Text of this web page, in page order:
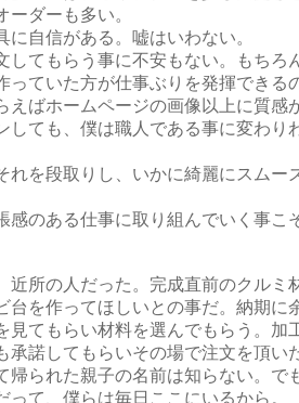
ーダーも多い。
自信がある。嘘はいわない。
してもらう事に不安もない。もちろ
っていた方が仕事ぶりを発揮できる
えばホームページの画像以上に質感
しても、僕は職人である事に変わり
れを段取りし、いかに綺麗にスムー
感のある仕事に取り組んでいく事こ
近所の人だった。完成直前のクルミ
台を作ってほしいとの事だ。納期に
見てもらい材料を選んでもらう。加
承諾してもらいその場で注文を頂い
帰られた親子の名前は知らない。で
って、僕らは毎日ここにいるから。